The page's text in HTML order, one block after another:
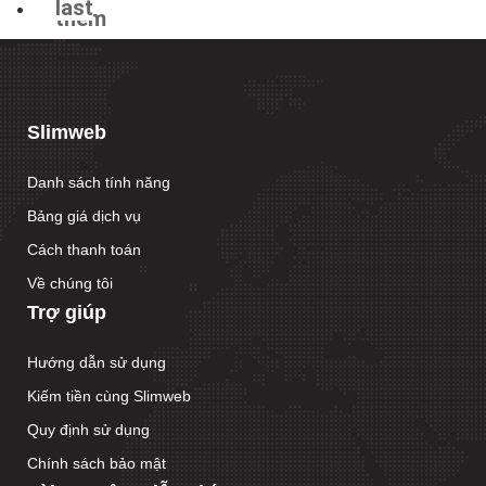
thêm
last
Slimweb
Danh sách tính năng
Bảng giá dịch vụ
Cách thanh toán
Về chúng tôi
Trợ giúp
Hướng dẫn sử dụng
Kiếm tiền cùng Slimweb
Quy định sử dụng
Chính sách bảo mật